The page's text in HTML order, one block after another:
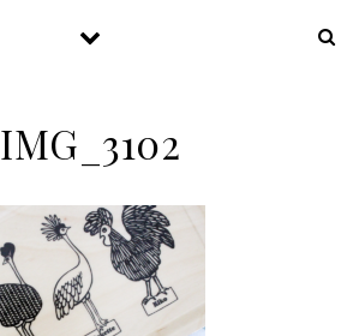
IMG_3102